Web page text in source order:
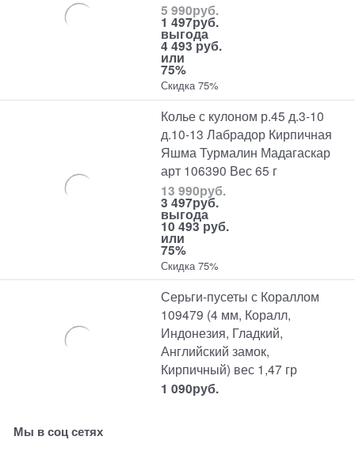
5 990руб.
1 497руб.
выгода
4 493 руб.
или
75%
Скидка 75%
Колье с кулоном р.45 д.3-10
д.10-13 Лабрадор Кирпичная
Яшма Турмалин Мадагаскар
арт 106390 Вес 65 г
13 990руб.
3 497руб.
выгода
10 493 руб.
или
75%
Скидка 75%
Серьги-пусеты с Кораллом
109479 (4 мм, Коралл,
Индонезия, Гладкий,
Английский замок,
Кирпичный) вес 1,47 гр
1 090руб.
Мы в соц сетях